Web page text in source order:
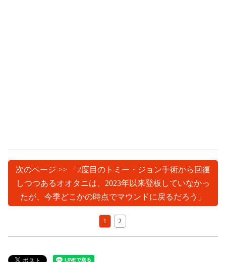
次のページ >> 「2度目のトミー・ジョン手術から回復
しつつあるオオタニは、2023年以来登板していなかっ
たが、今季どこかの時点でマウンドに戻るだろう」
1 2